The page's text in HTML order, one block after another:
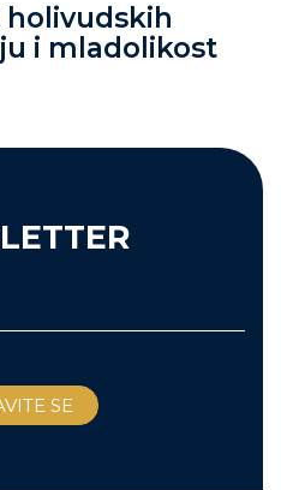
holivudskih
i mladolikost